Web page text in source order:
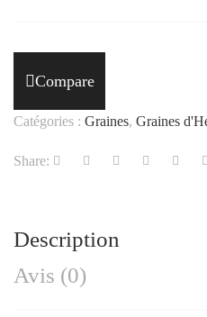
Compare
Catégories : Graines, Graines
Share:
Description
Avis (0)